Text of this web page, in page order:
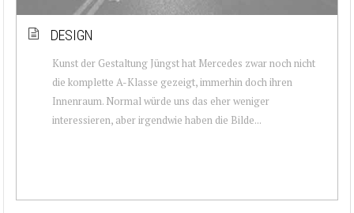
DESIGN
Kunst der Gestaltung Jüngst hat Mercedes zwar noch nicht
die komplette A-Klasse gezeigt, immerhin doch ihren
Innenraum. Normal würde uns das eher weniger
interessieren, aber irgendwie haben die Bilde...